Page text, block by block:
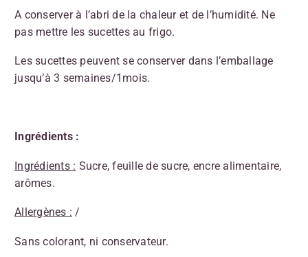
A conserver à l’abri de la chaleur et de l’humidité. Ne
pas mettre les sucettes au frigo.
Les sucettes peuvent se conserver dans l’emballage
jusqu’à 3 semaines/1mois.
Ingrédients :
Ingrédients : Sucre, feuille de sucre, encre alimentaire,
arômes.
Allergènes : /
Sans colorant, ni conservateur.